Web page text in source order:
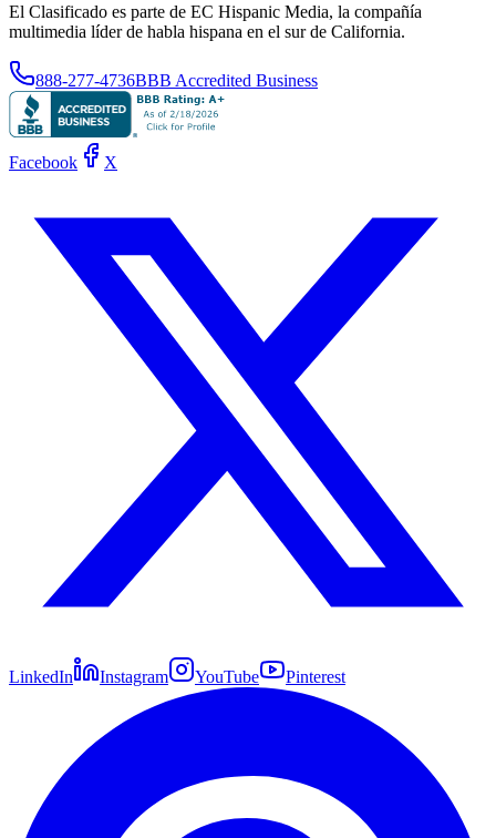
El Clasificado es parte de EC Hispanic Media, la compañía
multimedia líder de habla hispana en el sur de California.
888-277-4736BBB Accredited Business
Facebook X
LinkedIn Instagram YouTube Pinterest